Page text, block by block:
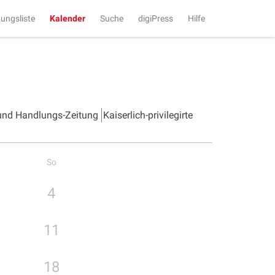
Kalender Suche digiPress Hilfe
Handlungs-Zeitung Kaiserlich-privilegirte
So
4
11
18